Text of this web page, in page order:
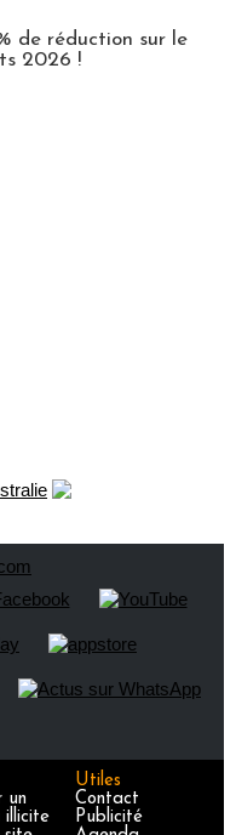
de réduction sur le
2026 !
un
illicite
Utiles
Contact
Publicité